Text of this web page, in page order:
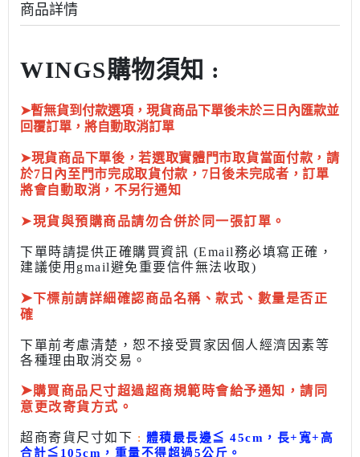
商品詳情
WINGS購物須知 :
➤暫無貨到付款選項，現貨商品下單後未於三日內匯款並
回覆訂單，將自動取消訂單
➤現貨商品下單後，若選取實體門市取貨當面付款，請
於7日內至門市完成取貨付款，7日後未完成者，訂單
將會自動取消，不另行通知
➤現貨與預購商品請勿合併於同一張訂單。
下單時請提供正確購買資訊 (Email務必填寫正確，
建議使用gmail避免重要信件無法收取)
➤下標前請詳細確認商品名稱、款式、數量是否正
確
下單前考慮清楚，恕不接受買家因個人經濟因素等
各種理由取消交易。
➤購買商品尺寸超過超商規範時會給予通知，請同
意更改寄貨方式。
超商寄貨尺寸如下 : 體積最長邊≦ 45cm，長+寬+高
合計≦ 105cm， 重量不得超過5公斤 。